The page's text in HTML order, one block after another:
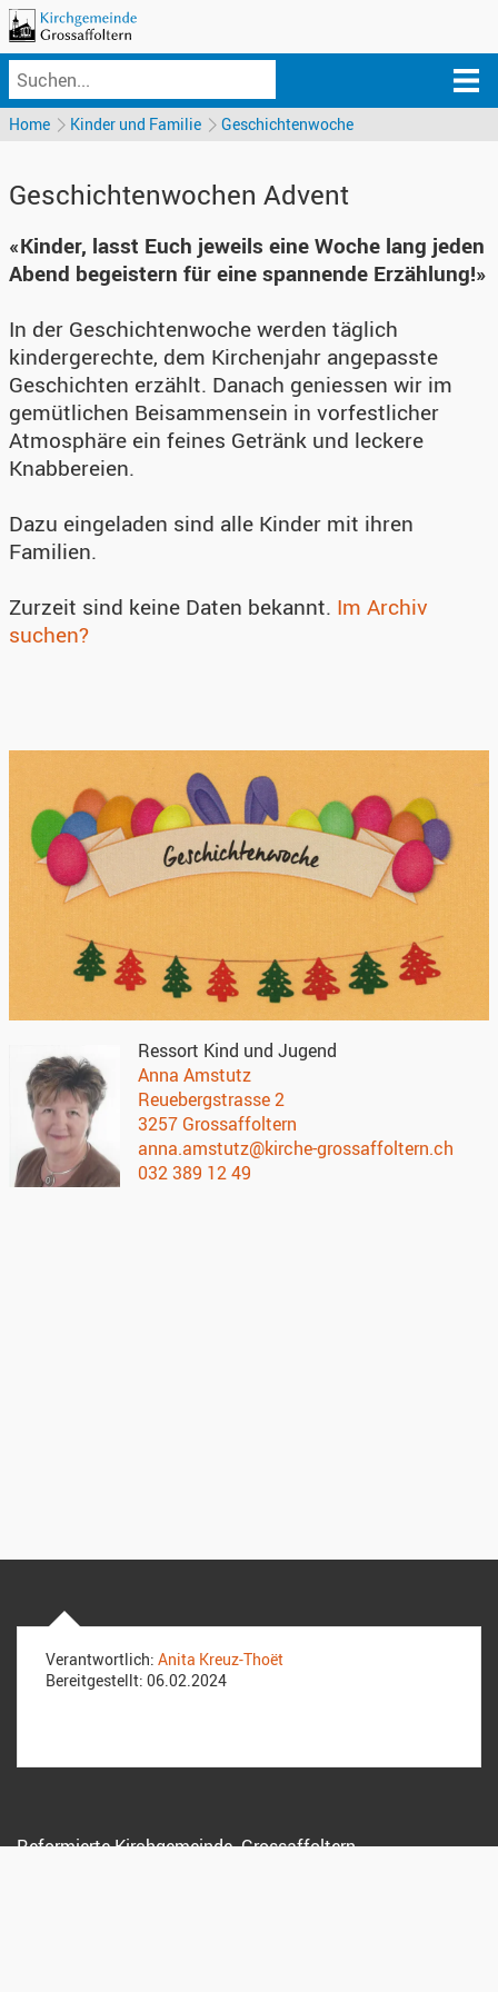
Home Kinder und Familie Geschichtenwoche
Geschichtenwochen Advent
«Kinder, lasst Euch jeweils eine Woche lang jeden
Abend begeistern für eine spannende Erzählung!»
In der Geschichtenwoche werden täglich
kindergerechte, dem Kirchenjahr angepasste
Geschichten erzählt. Danach geniessen wir im
gemütlichen Beisammensein in vorfestlicher
Atmosphäre ein feines Getränk und leckere
Knabbereien.
Dazu eingeladen sind alle Kinder mit ihren
Familien.
Zurzeit sind keine Daten bekannt. Im Archiv
suchen?
Ressort Kind und Jugend
Anna Amstutz
Reuebergstrasse 2
3257 Grossaffoltern
anna.amstutz@kirche-grossaffoltern.ch
032 389 12 49
Reformierte Kirchgemeinde Grossaffoltern
Verantwortlich: Anita Kreuz-Thoët
Bereitgestellt: 06.02.2024